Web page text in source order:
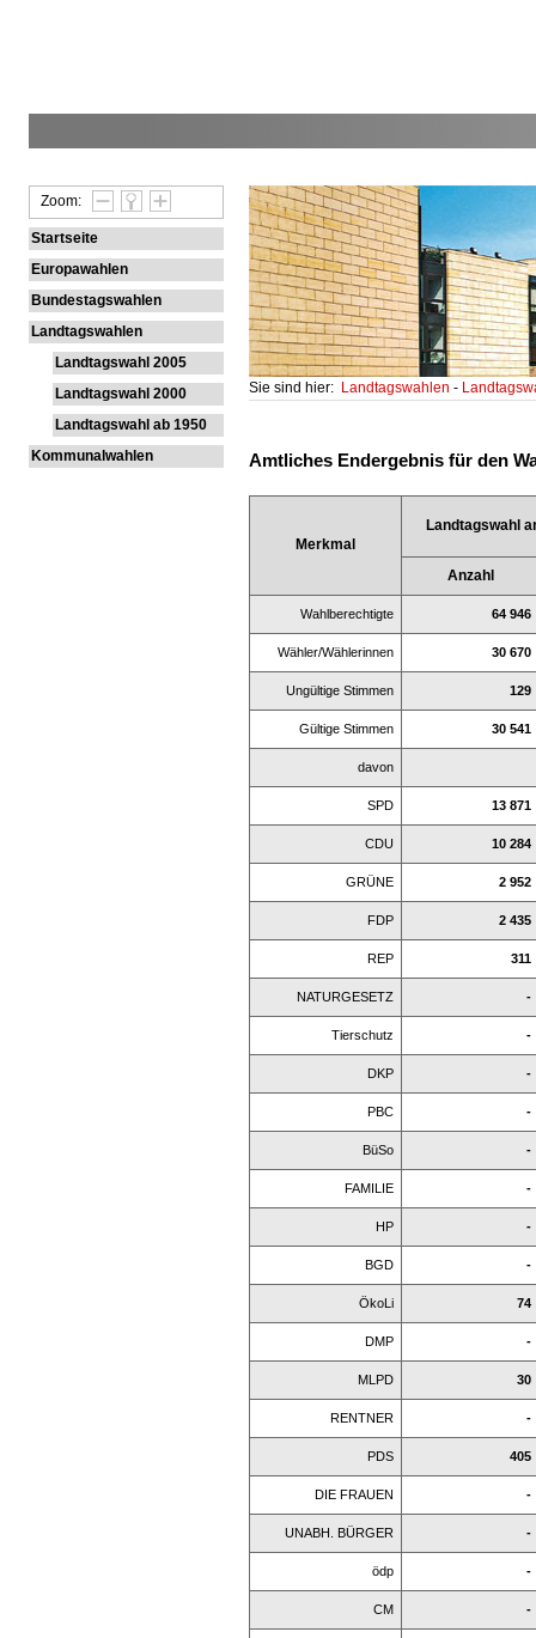
Zoom:
Startseite
Europawahlen
Bundestagswahlen
Landtagswahlen
Landtagswahl 2005
Landtagswahl 2000
Landtagswahl ab 1950
Kommunalwahlen
Sie sind hier: Landtagswahlen-
Amtliches Endergebnis für den
Merkmal
Landtagswahl
Anzahl
Wahlberechtigte 64 946
Wähler/Wählerinnen 30 670
Ungültige Stimmen 129
Gültige Stimmen 30 541
davon
SPD 13 871
CDU 10 284
GRÜNE 2 952
FDP 2 435
REP 311
NATURGESETZ -
Tierschutz -
DKP -
PBC -
BüSo -
FAMILIE -
HP -
BGD -
ÖkoLi 74
DMP -
MLPD 30
RENTNER -
PDS 405
DIE FRAUEN -
UNABH. BÜRGER -
ödp -
CM -